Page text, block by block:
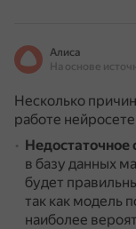
Алиса
Несколько
работе
Недостаточное
в базу данных
будет
так как модель
наиболее